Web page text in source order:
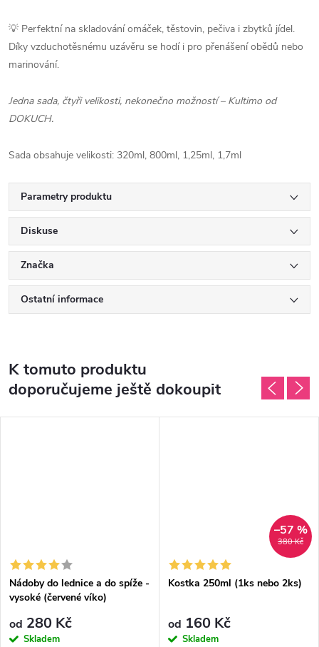
💡 Perfektní na skladování omáček, těstovin, pečiva i zbytků jídel.
Díky vzduchotěsnému uzávěru se hodí i pro přenášení obědů nebo
marinování.
Jedna sada, čtyři velikosti, nekonečno možností – Kultimo od
DOKUCH.
Sada obsahuje velikosti: 320ml, 800ml, 1,25ml, 1,7ml
Parametry produktu
Diskuse
Značka
Ostatní informace
K tomuto produktu
doporučujeme ještě dokoupit
Nádoby do lednice a do spíže -
vysoké (červené víko)
od 280 Kč
Skladem
380 Kč
–57 %
Kostka 250ml (1ks nebo 2ks)
od 160 Kč
Skladem